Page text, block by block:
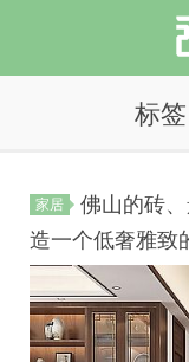
标
家居
佛山的砖
造一个低奢雅致